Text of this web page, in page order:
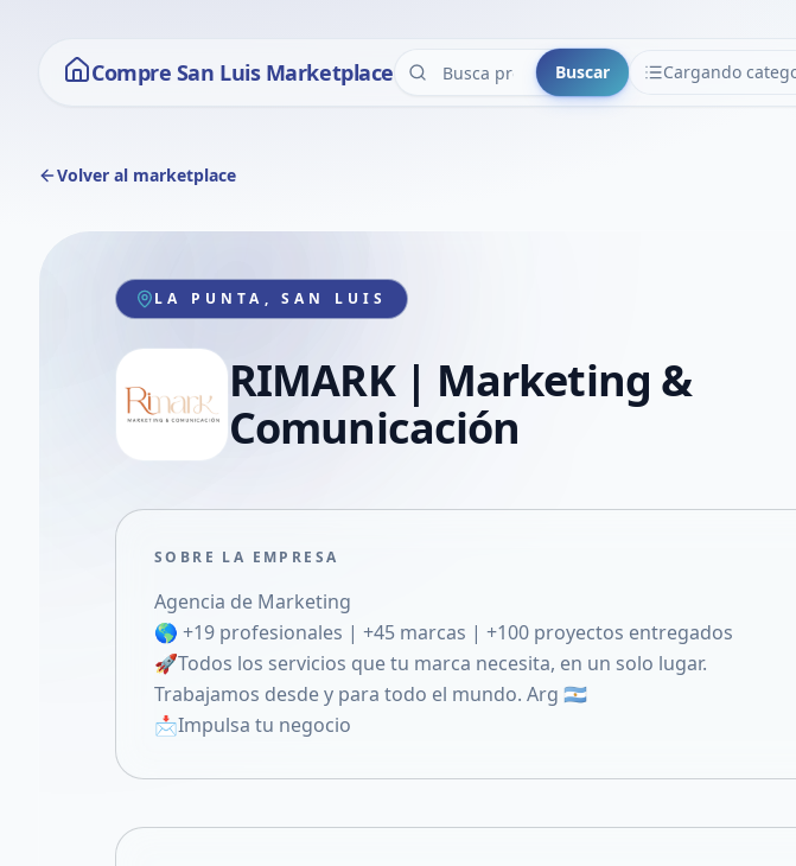
Compre San Luis Marketplace Buscar Cargando
CATEGORÍAS
Volver al marketplace
LA PUNTA, SAN LUIS
RIMARK | Marketing &
Comunicación
SOBRE LA EMPRESA
Agencia de Marketing
🌎 +19 profesionales | +45 marcas | +100 proyectos entregados
🚀Todos los servicios que tu marca necesita, en un solo lugar.
Trabajamos desde y para todo el mundo. Arg 🇦🇷
📩Impulsa tu negocio